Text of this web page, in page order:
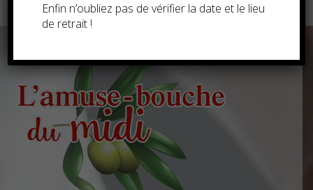
Enfin n’oubliez pas de vérifier la date et le lieu
de retrait !